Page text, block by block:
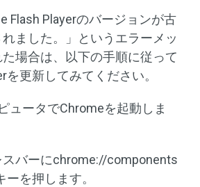
Flash Playerのバージョンが古
ました。」というエラーメッ
場合は、以下の手順に従って
を更新してみてください。
ュータでChromeを起動しま
スバーにchrome://components
を押します。